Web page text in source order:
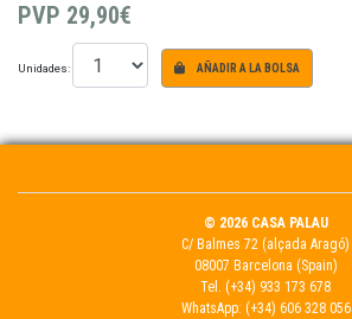
PVP 29,90€
Unidades: AÑADIR A LA BOLSA
© 2026 CASA PALAU
C/ Balmes 72 (alçada Aragó)
08007 Barcelona (Spain)
Tel. (+34) 933 173 678
WhatsApp: (+34) 606 328 056